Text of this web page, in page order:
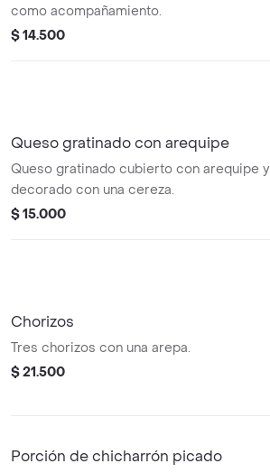
como acompañamiento.
$ 14.500
Queso gratinado con arequipe
Queso gratinado cubierto con arequipe y
decorado con una cereza.
$ 15.000
Chorizos
Tres chorizos con una arepa.
$ 21.500
Porción de chicharrón picado